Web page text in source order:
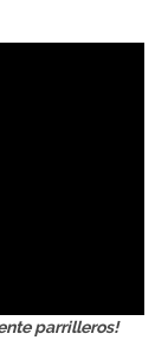
parrilleros!